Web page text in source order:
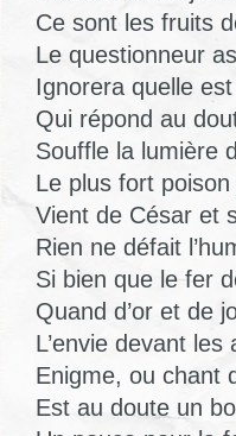
Ce sont les fruits
Le questionneur
Ignorera quelle
Qui répond au
Souffle la lumière
Le plus fort
Vient de César et
Rien ne défait
Si bien que le fer
Quand d’or et de
L’envie devant les
Enigme, ou chant
Est au doute un